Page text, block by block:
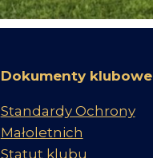
Dokumenty klubowe
Standardy Ochrony
Małoletnich
Statut klubu